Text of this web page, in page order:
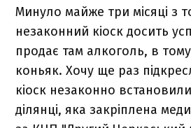
Минуло майже три місяці з
незаконний кіоск досить
продає там алкоголь, в тому
коньяк. Хочу ще раз
кіоск незаконно
ділянці, яка закріплена